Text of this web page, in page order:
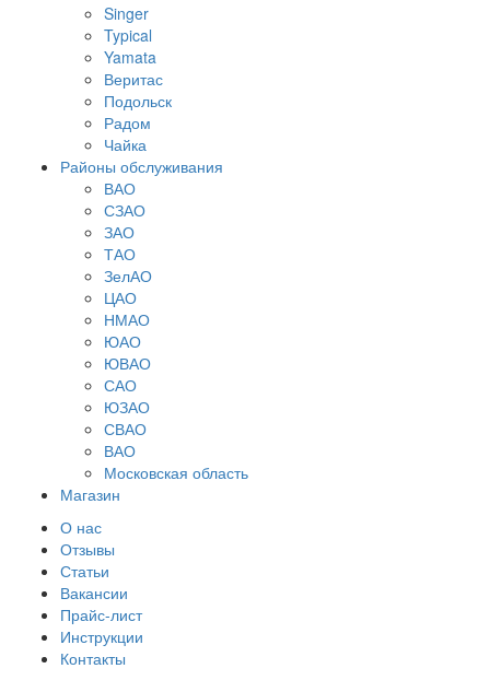
Singer
Typical
Yamata
Веритас
Подольск
Радом
Чайка
Районы обслуживания
ВАО
СЗАО
ЗАО
ТАО
ЗелАО
ЦАО
НМАО
ЮАО
ЮВАО
САО
ЮЗАО
СВАО
ВАО
Московская область
Магазин
О нас
Отзывы
Статьи
Вакансии
Прайс-лист
Инструкции
Контакты